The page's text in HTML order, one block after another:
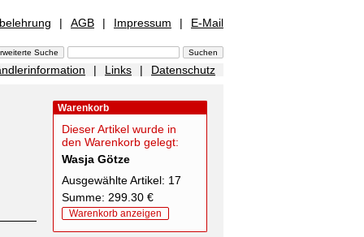
| AGB | Impressum | E-Mail
| Links | Datenschutz
Warenkorb
Dieser Artikel wurde in
den Warenkorb gelegt:
Wasja Götze
Ausgewählte Artikel: 17
Summe: 299.30 €
Warenkorb anzeigen